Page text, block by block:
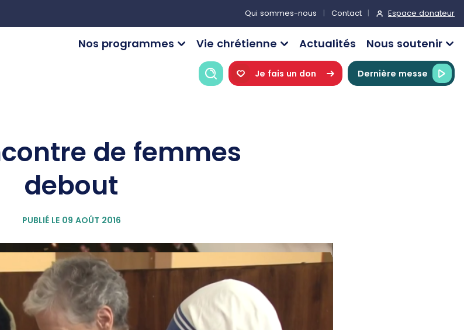
Qui sommes-nous Contact Espace donateur
Nos programmes Vie chrétienne Actualités Nous soutenir
RechercheJe fais un don Dernière messe
de femmes
debout
PUBLIÉ LE 09 AOÛT 2016